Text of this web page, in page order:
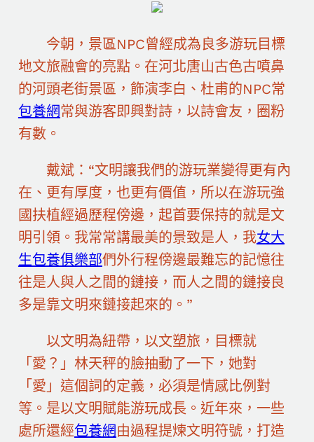
今朝，景區NPC曾經成為良多游玩目標
地文旅融會的亮點。在河北唐山古色古噴鼻
的河頭老街景區，飾演李白、杜甫的NPC常
包養網常與游客即興對詩，以詩會友，圈粉
有數。
戴斌：“文明讓我們的游玩業變得更有內
在、更有厚度，也更有價值，所以在游玩強
國扶植經過歷程傍邊，起首要保持的就是文
明引領。我常常講最美的景致是人，我女大
生包養俱樂部們外行程傍邊最難忘的記憶往
往是人與人之間的鏈接，而人之間的鏈接良
多是靠文明來鏈接起來的。”
以文明為紐帶，以文塑旅，目標就
「愛？」林天秤的臉抽動了一下，她對
「愛」這個詞的定義，必須是情感比例對
等。是以文明賦能游玩成長。近年來，一些
處所還經包養網由過程提煉文明符號，打造